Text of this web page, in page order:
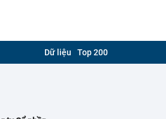
Dữ liệu Top 200